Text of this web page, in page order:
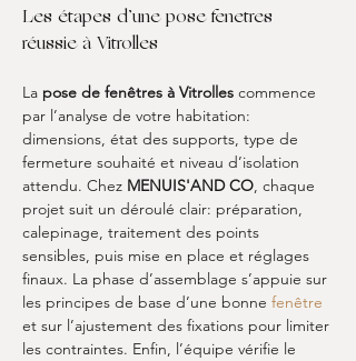
Les étapes d’une pose fenetres
réussie à Vitrolles
La pose de fenêtres à Vitrolles commence
par l’analyse de votre habitation:
dimensions, état des supports, type de
fermeture souhaité et niveau d’isolation
attendu. Chez MENUIS'AND CO, chaque
projet suit un déroulé clair: préparation,
calepinage, traitement des points
sensibles, puis mise en place et réglages
finaux. La phase d’assemblage s’appuie sur
les principes de base d’une bonne fenêtre
et sur l’ajustement des fixations pour limiter
les contraintes. Enfin, l’équipe vérifie le